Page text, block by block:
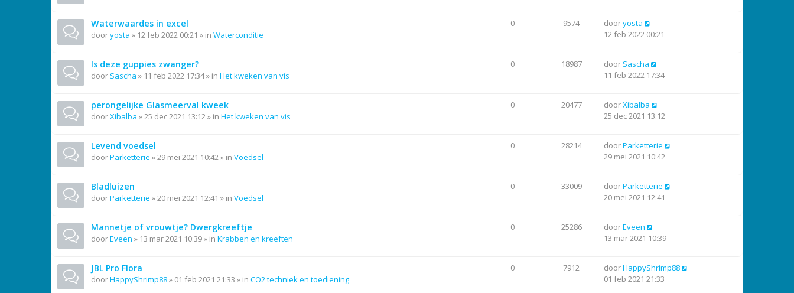
Waterwaardes in excel
dooryosta » 12 feb 2022 00:21 » in Waterconditie
0 9574 dooryosta
12 feb 2022 00:21
Is deze guppies zwanger?
door Sascha » 11 feb 2022 17:34» in Het kweken van vis
0 18987 door Sascha
11 feb 2022 17:34
perongelijke Glasmeerval kweek
doorXibalba »25 dec 2021 13:12» in Het kweken van vis
0 20477 doorXibalba
25 dec 2021 13:12
Levend voedsel
doorParketterie »29 mei 2021 10:42» in Voedsel
0 28214 doorParketterie
29 mei 2021 10:42
Bladluizen
doorParketterie »20 mei 2021 12:41 » in Voedsel
0 33009 doorParketterie
20 mei 2021 12:41
Mannetje of vrouwtje? Dwergkreeftje
doorEveen » 13 mar 2021 10:39» in Krabben en kreeften
0 25286 doorEveen
13 mar 2021 10:39
JBL Pro Flora
doorHappyShrimp88» 01 feb 2021 21:33 » in CO2 techniek en toediening
0 7912 doorHappyShrimp88
01 feb 2021 21:33